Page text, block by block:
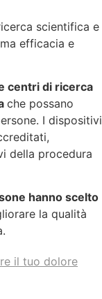
scientifica e
efficacia e
centri di ricerca
che possano
I dispositivi
della procedura
hanno scelto
la qualità
il tuo dolore